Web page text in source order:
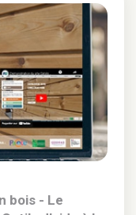
bois - Le